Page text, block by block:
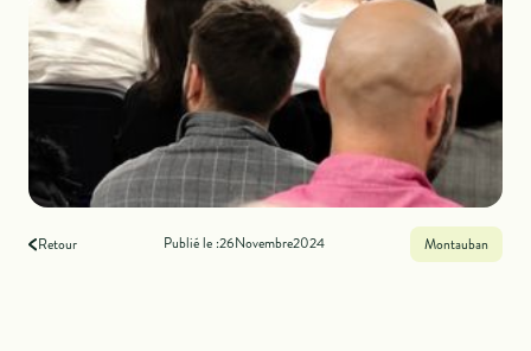
Retour Publié le :26Novembre2024 Montauban